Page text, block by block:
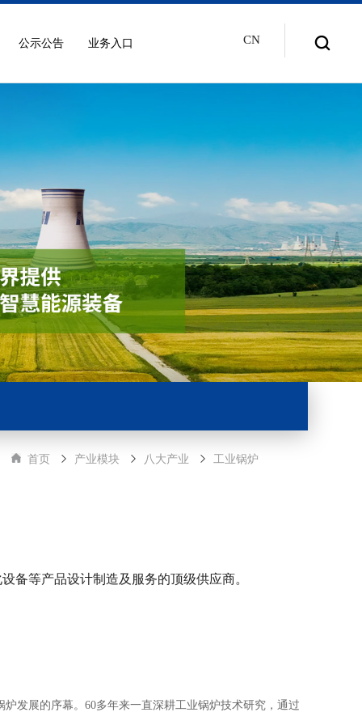
CN
公示公告 业务入口
首页 产业模块 八大产业 工业锅炉
备等产品设计制造及服务的顶级供应商。
发展的序幕。60多年来一直深耕工业锅炉技术研究，通过